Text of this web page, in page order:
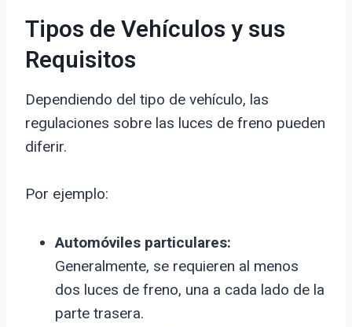
Tipos de Vehículos y sus
Requisitos
Dependiendo del tipo de vehículo, las
regulaciones sobre las luces de freno pueden
diferir.
Por ejemplo:
Automóviles particulares:
Generalmente, se requieren al menos
dos luces de freno, una a cada lado de la
parte trasera.